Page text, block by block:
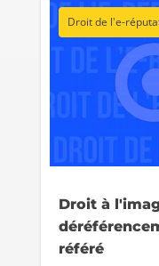
Droit de l'e-
Droit à
référé